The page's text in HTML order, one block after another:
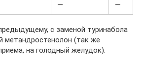
— —
с заменой туринабола
метандростенолон (так же
на голодный желудок).